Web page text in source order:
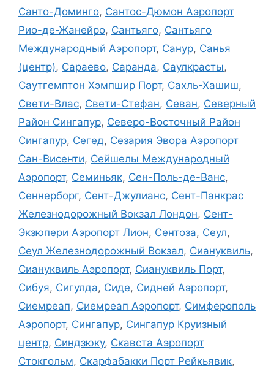
Санто-Доминго, Сантос-Дюмон Аэропорт
Рио-де-Жанейро, Сантьяго, Сантьяго
Международный Аэропорт, Санур, Санья
(центр), Сараево, Саранда, Саулкрасты,
Саутгемптон Хэмпшир Порт, Сахль-Хашиш,
Свети-Влас, Свети-Стефан, Севан, Северный
Район Сингапур, Северо-Восточный Район
Сингапур, Сегед, Сезария Эвора Аэропорт
Сан-Висенти, Сейшелы Международный
Аэропорт, Семиньяк, Сен-Поль-де-Ванс,
Сеннерборг, Сент-Джулианс, Сент-Панкрас
Железнодорожный Вокзал Лондон, Сент-
Экзюпери Аэропорт Лион, Сентоза, Сеул,
Сеул Железнодорожный Вокзал, Сиануквиль,
Сиануквиль Аэропорт, Сиануквиль Порт,
Сибуя, Сигулда, Сиде, Сидней Аэропорт,
Сиемреап, Сиемреап Аэропорт, Симферополь
Аэропорт, Сингапур, Сингапур Круизный
центр, Синдзюку, Скавста Аэропорт
Стокгольм, Скарфабакки Порт Рейкьявик,